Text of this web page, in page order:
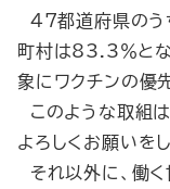
47都道府県のう
町村は83.3％と
象にワクチンの優
このような取組
よろしくお願いを
それ以外に、働